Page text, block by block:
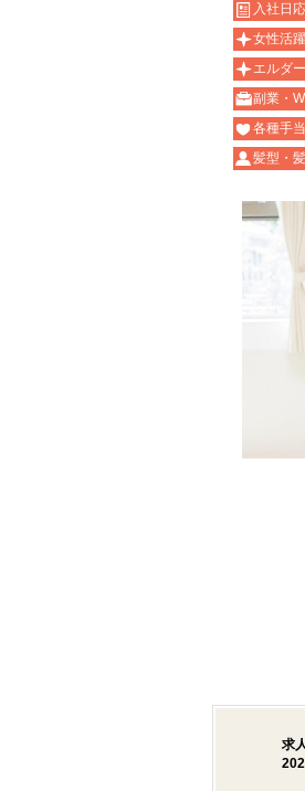
入社日
女性活
エルダ
副業・
各種手
髪型・
求